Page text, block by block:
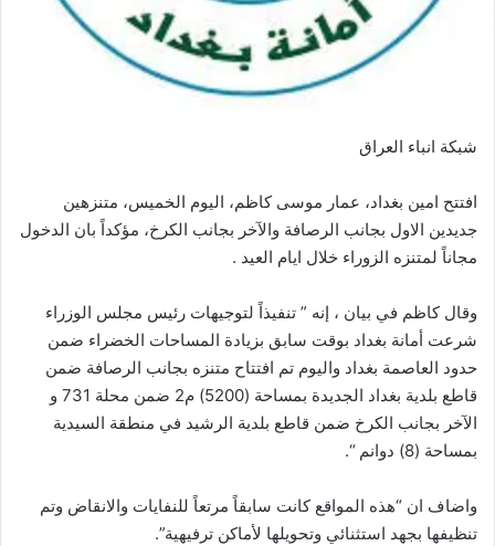
شبكة انباء العراق
افتتح امين بغداد، عمار موسى كاظم، اليوم الخميس، متنزهين
جديدين الاول بجانب الرصافة والآخر بجانب الكرخ، مؤكداً بان الدخول
مجاناً لمتنزه الزوراء خلال ايام العيد .
وقال كاظم في بيان ، إنه ” تنفيذاً لتوجيهات رئيس مجلس الوزراء
شرعت أمانة بغداد بوقت سابق بزيادة المساحات الخضراء ضمن
حدود العاصمة بغداد واليوم تم افتتاح متنزه بجانب الرصافة ضمن
قاطع بلدية بغداد الجديدة بمساحة (5200) م2 ضمن محلة 731 و
الآخر بجانب الكرخ ضمن قاطع بلدية الرشيد في منطقة السيدية
بمساحة (8) دوانم “.
واضاف ان “هذه المواقع كانت سابقاً مرتعاً للنفايات والانقاض وتم
تنظيفها بجهد استثنائي وتحويلها لأماكن ترفيهية”.